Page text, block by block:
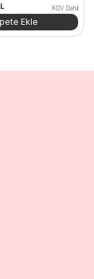
andaki
fiyat:
KDV Dahil
Ekle